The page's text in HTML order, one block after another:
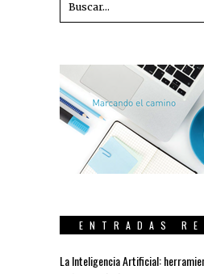
ENTRADAS
La Inteligencia Artificial: